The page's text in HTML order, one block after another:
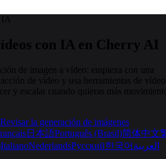
con IA en Cherry AI
de imagen a vídeo: empieza con una
de vídeo y usa herramientas de vídeo
y escalar cuando quieras más
Revisar la generación de imágenes
日本語Português (Brasil)简体中文
ItalianoNederlandsРусский한국어 العربية